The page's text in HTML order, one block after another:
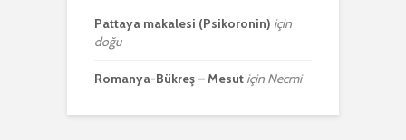
Pattaya makalesi (Psikoronin) için
doğu
Romanya-Bükreş – Mesut için Necmi